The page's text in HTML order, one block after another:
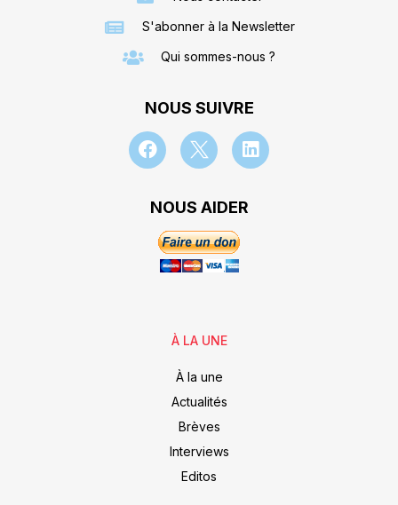
S'abonner à la Newsletter
Qui sommes-nous ?
NOUS SUIVRE
NOUS AIDER
À LA UNE
À la une
Actualités
Brèves
Interviews
Editos